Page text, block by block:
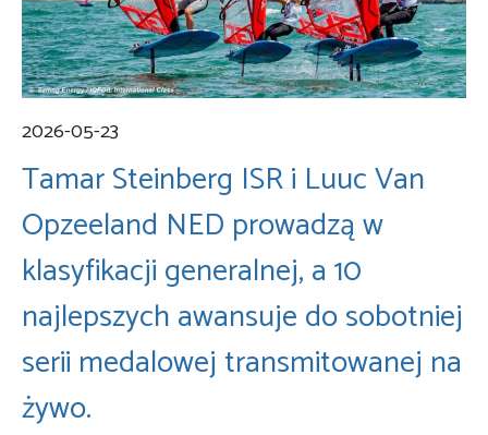
2026-05-23
Tamar Steinberg ISR i Luuc Van
Opzeeland NED prowadzą w
klasyfikacji generalnej, a 10
najlepszych awansuje do sobotniej
serii medalowej transmitowanej na
żywo.